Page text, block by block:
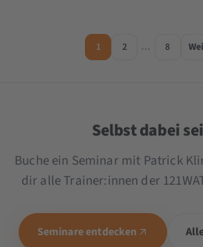
1 2 … 8
Selbst dabei
Buche ein Seminar mit Patrick
dir alle Trainer:innen der
Seminare entdecken